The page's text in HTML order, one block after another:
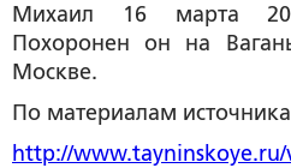
Михаил 16 марта
Похоронен он на
Москве.
По материалам
http://www.tayninskoye.ru/